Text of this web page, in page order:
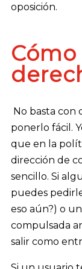
oposición.
No basta con
ponerlo fácil.
que en la
dirección de
sencillo. Si
puedes
eso aún?) o
compulsada
salir como